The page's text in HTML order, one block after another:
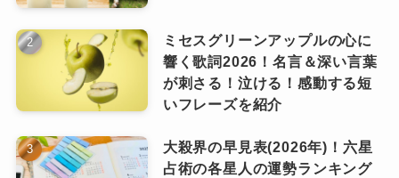
ミセスグリーンアップルの心に
響く歌詞2026！名言＆深い言葉
が刺さる！泣ける！感動する短
いフレーズを紹介
大殺界の早見表(2026年)！六星
占術の各星人の運勢ランキング